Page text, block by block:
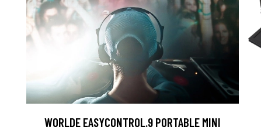
WORLDE EASYCONTROL.9 PORTABLE MINI